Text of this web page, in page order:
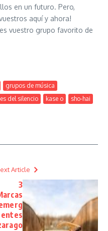
en un futuro. Pero,
aquí y ahora!
vuestro grupo favorito de
grupos de música
del silencio kase o
sho-hai
Article
3
entes